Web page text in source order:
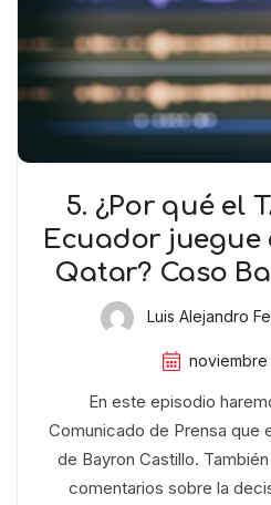
5. ¿Por qué el
Ecuador juegue
Qatar? Caso
Luis Alejandro
noviembre
En este episodio
Comunicado de Prensa que
de Bayron Castillo.
comentarios sobre la